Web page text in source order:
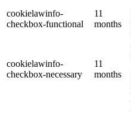
cookielawinfo-
checkbox-functional
11
months
cookielawinfo-
checkbox-necessary
11
months